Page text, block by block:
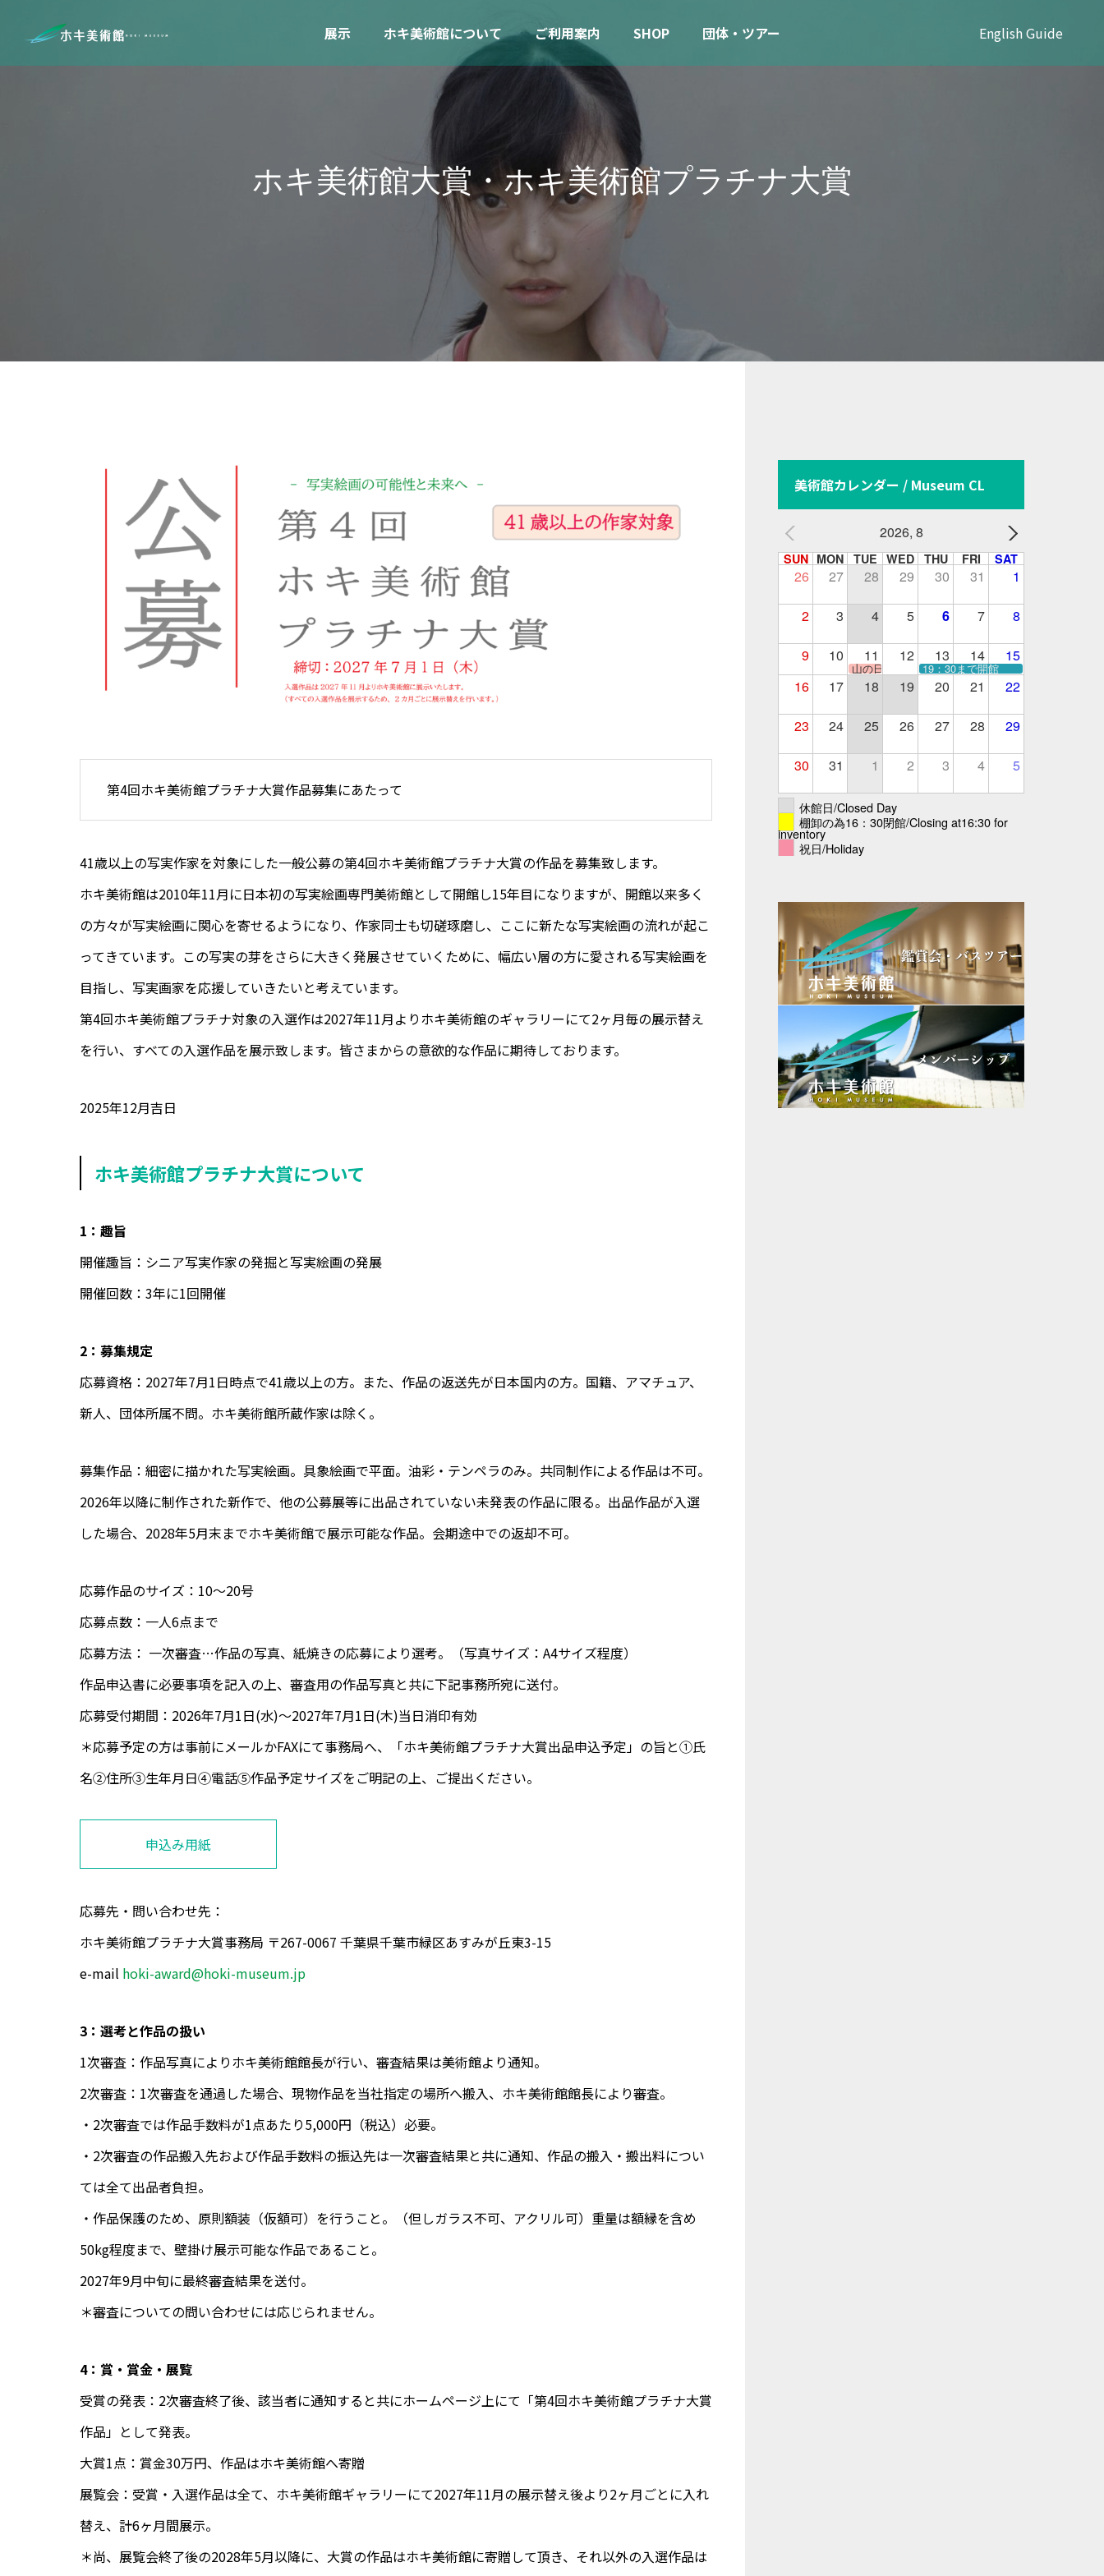
展示 ホキ美術館について ご利用案内 SHOP 団体・ツアー English Guide
ホキ美術館大賞・ホキ美術館プラ チナ大賞
第4回ホキ美術館プラチナ大賞作品募集にあたって
41歳以上の写実作家を対象にした一般公募の第4回ホキ美術館プラチナ大賞の作品を募集致します。
ホキ美術館は2010年11月に日本初の写実絵画専門美術館として開館し15年目になりますが、開館以来多く
の方々が写実絵画に関心を寄せるようになり、作家同士も切磋琢磨し、ここに新たな写実絵画の流れが起こ
ってきています。この写実の芽をさらに大きく発展させていくために、幅広い層の方に愛される写実絵画を
目指し、写実画家を応援していきたいと考えています。
第4回ホキ美術館プラチナ対象の入選作は2027年11月よりホキ美術館のギャラリーにて2ヶ月毎の展示替え
を行い、すべての入選作品を展示致します。皆さまからの意欲的な作品に期待しております。
2025年12月吉日
ホキ美術館プラチナ大賞について
1：趣旨
開催趣旨：シニア写実作家の発掘と写実絵画の発展
開催回数：3年に1回開催
2：募集規定
応募資格：2027年7月1日時点で41歳以上の方。また、作品の返送先が日本国内の方。国籍、アマチュア、
新人、団体所属不問。ホキ美術館所蔵作家は除く。
募集作品：細密に描かれた写実絵画。具象絵画で平面。油彩・テンペラのみ。共同制作による作品は不可。
2026年以降に制作された新作で、他の公募展等に出品されていない未発表の作品に限る。出品作品が入選
した場合、2028年5月末までホキ美術館で展示可能な作品。会期途中での返却不可。
応募作品のサイズ：10〜20号
応募点数：一人6点まで
応募方法： 一次審査…作品の写真、紙焼きの応募により選考。（写真サイズ：A4サイズ程度）
作品申込書に必要事項を記入の上、審査用の作品写真と共に下記事務所宛に送付。
応募受付期間：2026年7月1日(水)〜2027年7月1日(木)当日消印有効
＊応募予定の方は事前にメールかFAXにて事務局へ、「ホキ美術館プラチナ大賞出品申込予定」の旨と①氏
名②住所③生年月日④電話⑤作品予定サイズをご明記の上、ご提出ください。
申込み用紙
応募先・問い合わせ先：
ホキ美術館プラチナ大賞事務局 〒267-0067 千葉県千葉市緑区あすみが丘東3-15
e-mail hoki-award@hoki-museum.jp
3：選考と作品の扱い
1次審査：作品写真によりホキ美術館館長が行い、審査結果は美術館より通知。
2次審査：1次審査を通過した場合、現物作品を当社指定の場所へ搬入、ホキ美術館館長により審査。
・2次審査では作品手数料が1点あたり5,000円（税込）必要。
・2次審査の作品搬入先および作品手数料の振込先は一次審査結果と共に通知、作品の搬入・搬出料につい
ては全て出品者負担。
・作品保護のため、原則額装（仮額可）を行うこと。（但しガラス不可、アクリル可）重量は額縁を含め
50kg程度まで、壁掛け展示可能な作品であること。
2027年9月中旬に最終審査結果を送付。
＊審査についての問い合わせには応じられません。
4：賞・賞金・展覧
受賞の発表：2次審査終了後、該当者に通知すると共にホームページ上にて「第4回ホキ美術館プラチナ大賞
作品」として発表。
大賞1点：賞金30万円、作品はホキ美術館へ寄贈
展覧会：受賞・入選作品は全て、ホキ美術館ギャラリーにて2027年11月の展示替え後より2ヶ月ごとに入れ
替え、計6ヶ月間展示。
＊尚、展覧会終了後の2028年5月以降に、大賞の作品はホキ美術館に寄贈して頂き、それ以外の入選作品は
美術館カレンダー / Museum CL
2026, 8
SUN MON TUE WED THU FRI SAT
26 27 28 29 30 31 1
2 3 4 5 6 7 8
9 10 11 12 13 14 15
山の日 19：30まで開館
16 17 18 19 20 21 22
23 24 25 26 27 28 29
30 31 1 2 3 4 5
休館日/Closed Day
棚卸の為16：30閉館/Closing at16:30 for
inventory
祝日/Holiday